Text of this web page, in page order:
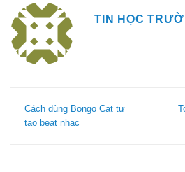
TIN HỌC
Cách dùng Bongo Cat tự
tạo beat nhạc